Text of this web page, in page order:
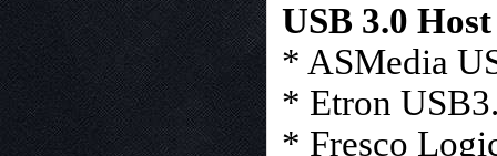
USB 3.0
* ASMedia
* Etron
* Fresco